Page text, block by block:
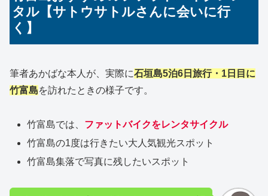
タル【サトウサトルさんに会いに行
く】
筆者あかばな本人が、実際に石垣島5泊6日旅行・1日目に
竹富島を訪れたときの様子です。
竹富島では、 ファットバイクをレンタサイクル
竹富島の1度は行きたい大人気観光スポット
竹富島集落で写真に残したいスポット